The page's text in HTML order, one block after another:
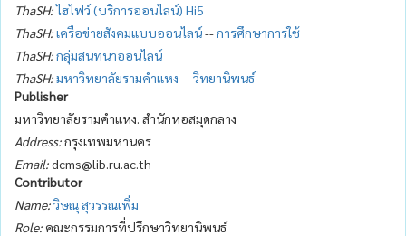
ThaSH:ไฮไฟว์ (บริการออนไลน์) Hi5
ThaSH:เครือข่ายสังคมแบบออนไลน์--การศึกษาการใช้
ThaSH:กลุ่มสนทนาออนไลน์
ThaSH:มหาวิทยาลัยรามคำแหง --วิทยานิพนธ์
Publisher
มหาวิทยาลัยรามคำแหง. สำนักหอสมุดกลาง
Address:กรุงเทพมหานคร
Email:dcms@lib.ru.ac.th
Contributor
Name:วิษณุ สุวรรณเพิ่ม
Role: คณะกรรมการที่ปรึกษาวิทยานิพนธ์